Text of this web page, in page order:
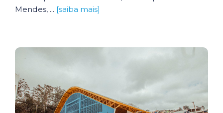
Mendes, ... [saiba mais]